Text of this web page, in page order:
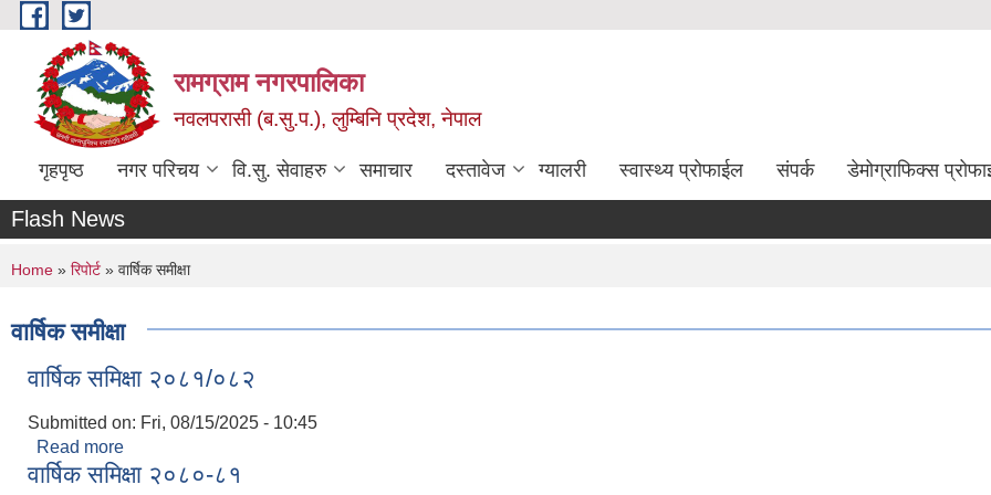
Skip to main content
रामग्राम नगरपालिका
नवलपरासी (ब.सु.प.), लुम्बिनि प्रदेश, नेपाल
गृहपृष्ठ नगर परिचय वि.सु. सेवाहरु समाचार दस्तावेज ग्यालरी स्वास्थ्य प्रोफाईल संपर्क डेमोग्राफिक्स
Flash News
You are here
Home » रिपोर्ट » वार्षिक समीक्षा
वार्षिक समीक्षा
वार्षिक समिक्षा २०८१/०८२
Submitted on: Fri, 08/15/2025 - 10:45
Read more
वार्षिक समिक्षा २०८०-८१